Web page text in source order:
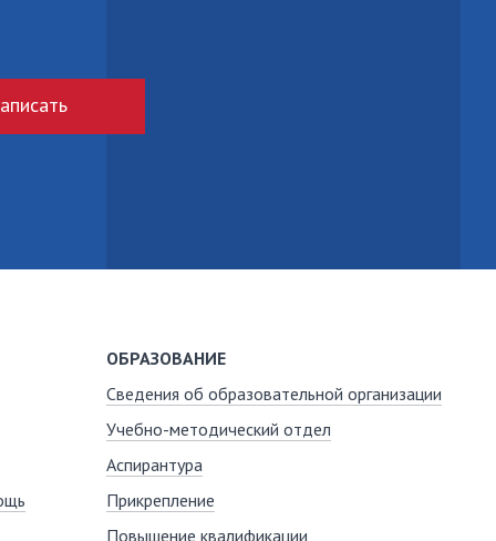
ОБРАЗОВАНИЕ
Сведения об образовательной организации
Учебно-методический отдел
Аспирантура
Прикрепление
Повышение квалификации